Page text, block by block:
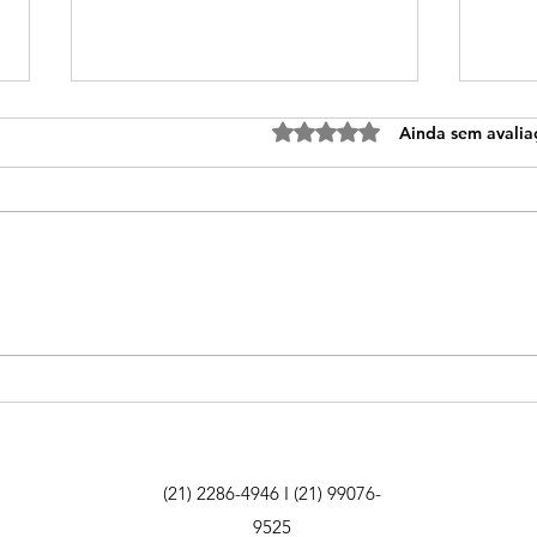
protagonismo dos alunos
Avaliado com 0 de 5
Ainda sem
(21) 2286-4946 I (21) 99076-
9525